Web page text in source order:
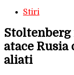
Stiri
Stoltenberg
atace
aliati